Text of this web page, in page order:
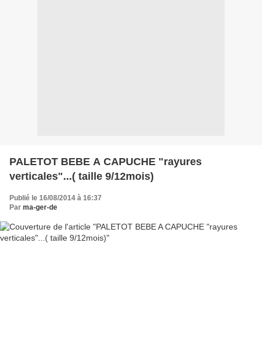
PALETOT BEBE A CAPUCHE "rayures
verticales"...( taille 9/12mois)
Publié le 16/08/2014 à 16:37
Par ma-ger-de